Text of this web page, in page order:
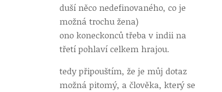
duší něco nedefinovaného, co je
možná trochu žena)
ono koneckonců třeba v indii na
třetí pohlaví celkem hrajou.
tedy připouštím, že je můj dotaz
možná pitomý, a člověka, který se